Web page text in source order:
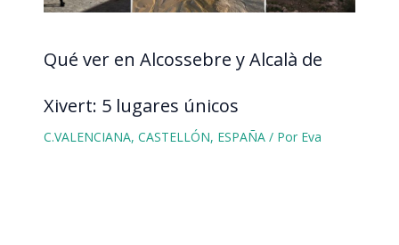
Qué ver en Alcossebre y Alcalà de
Xivert: 5 lugares únicos
C.VALENCIANA, CASTELLÓN, ESPAÑA/ Por Eva